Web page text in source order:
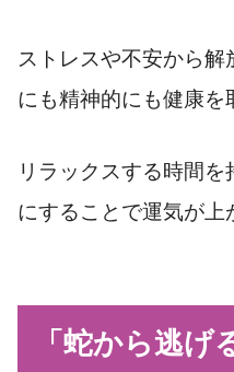
ストレスや不安から解
にも精神的にも健康を
リラックスする時間
にすることで運気が上
「蛇から逃げ